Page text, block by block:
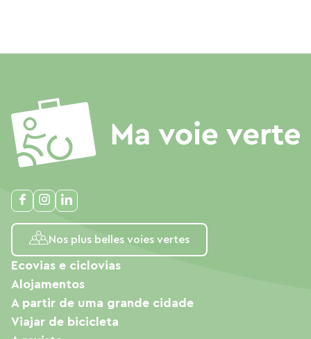
Nos plus belles voies vertes
Ecovias e ciclovias
Alojamentos
A partir de uma grande cidade
Viajar de bicicleta